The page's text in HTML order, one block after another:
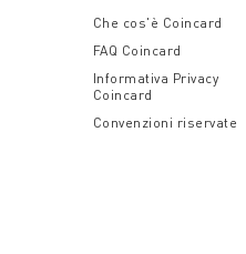
Che cos'è Coincard
FAQ Coincard
Informativa Privacy
Coincard
Convenzioni riservate